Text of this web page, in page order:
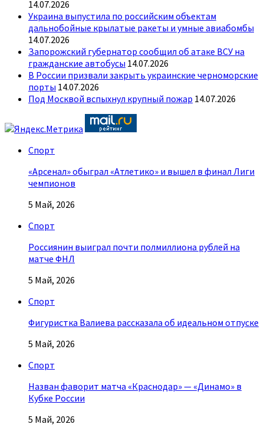
14.07.2026
Украина выпустила по российским объектам
дальнобойные крылатые ракеты и умные авиабомбы
14.07.2026
Запорожский губернатор сообщил об атаке ВСУ на
гражданские автобусы 14.07.2026
В России призвали закрыть украинские черноморские
порты 14.07.2026
Под Москвой вспыхнул крупный пожар 14.07.2026
Спорт
«Арсенал» обыграл «Атлетико» и вышел в финал Лиги
чемпионов
5 Май, 2026
Спорт
Россиянин выиграл почти полмиллиона рублей на
матче ФНЛ
5 Май, 2026
Спорт
Фигуристка Валиева рассказала об идеальном отпуске
5 Май, 2026
Спорт
Назван фаворит матча «Краснодар» — «Динамо» в
Кубке России
5 Май, 2026